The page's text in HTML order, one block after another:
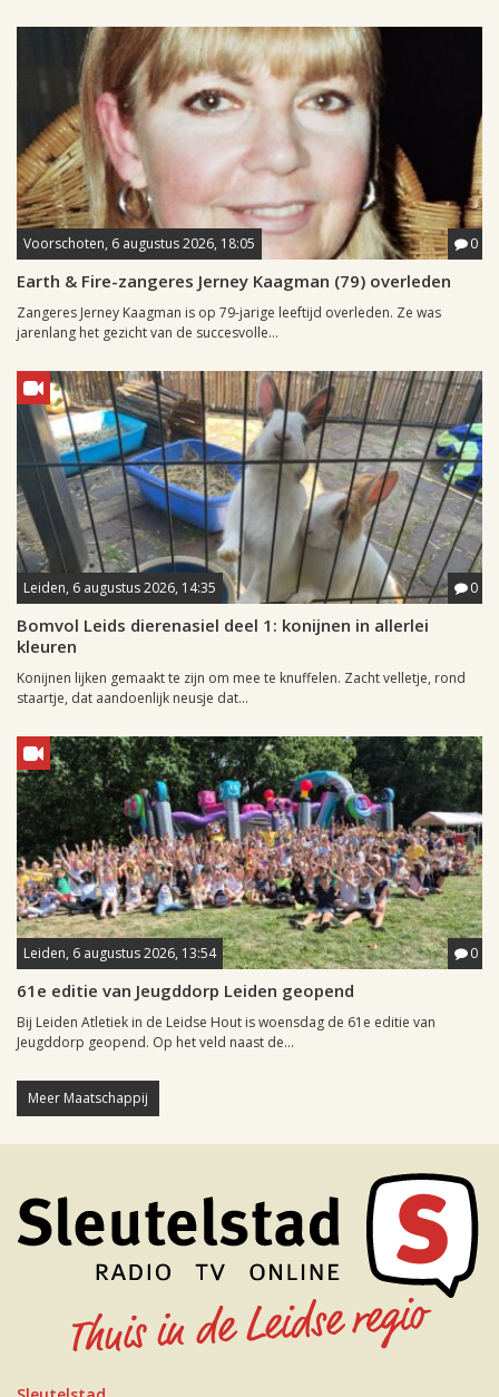
Voorschoten, 6 augustus 2026, 18:05 0
Earth & Fire-zangeres Jerney Kaagman (79) overleden
Zangeres Jerney Kaagman is op 79-jarige leeftijd overleden. Ze was
jarenlang het gezicht van de succesvolle...
Leiden, 6 augustus 2026, 14:35 0
Bomvol Leids dierenasiel deel 1: konijnen in allerlei
kleuren
Konijnen lijken gemaakt te zijn om mee te knuffelen. Zacht velletje, rond
staartje, dat aandoenlijk neusje dat...
Leiden, 6 augustus 2026, 13:54 0
61e editie van Jeugddorp Leiden geopend
Bij Leiden Atletiek in de Leidse Hout is woensdag de 61e editie van
Jeugddorp geopend. Op het veld naast de...
Meer Maatschappij